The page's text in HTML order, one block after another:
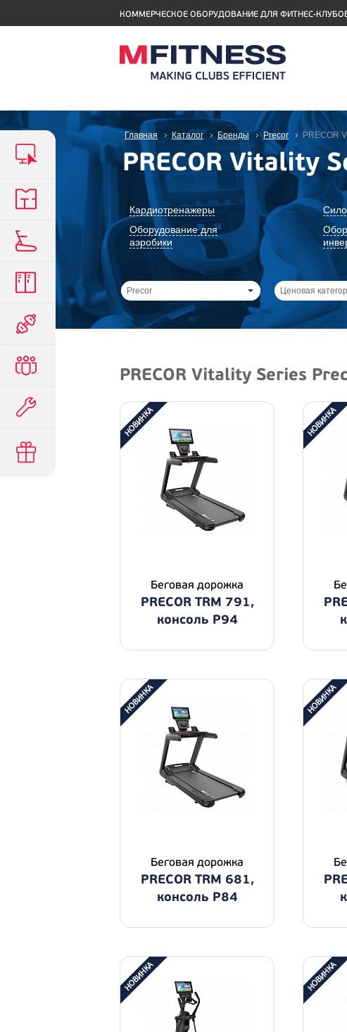
КОММЕРЧЕСКОЕ ОБОРУДОВАНИЕ ДЛЯ ФИТНЕС-
Главная Каталог Бренды Precor PRECOR
PRECOR Vitality
Кардиотренажеры
Оборудование для
аэробики
Precor Ценовая
PRECOR Vitality Series
Беговая дорожка
PRECOR TRM 791,
консоль P94
Беговая дорожка
PRECOR TRM 681,
консоль P84